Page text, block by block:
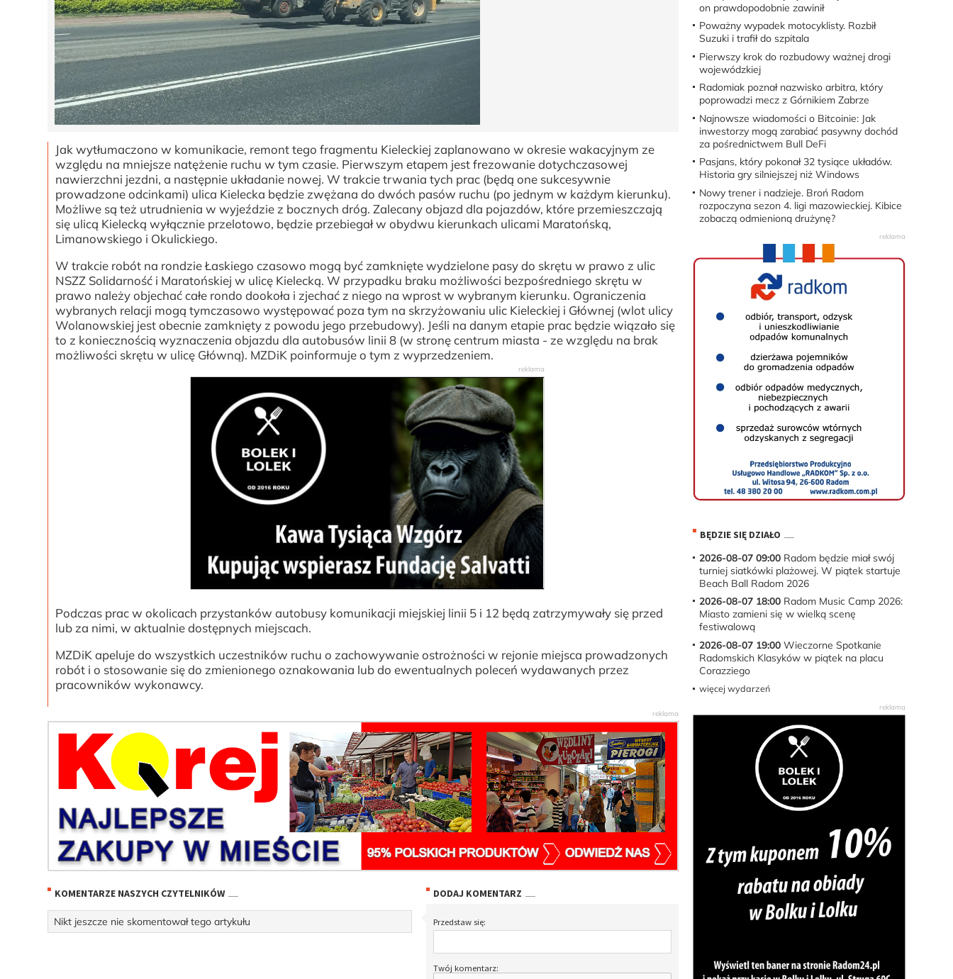
Jak wytłumaczono w komunikacie, remont tego fragmentu Kieleckiej zaplanowano w okresie wakacyjnym ze
względu na mniejsze natężenie ruchu w tym czasie. Pierwszym etapem jest frezowanie dotychczasowej
nawierzchni jezdni, a następnie układanie nowej. W trakcie trwania tych prac (będą one sukcesywnie
prowadzone odcinkami) ulica Kielecka będzie zwężana do dwóch pasów ruchu (po jednym w każdym kierunku).
Możliwe są też utrudnienia w wyjeździe z bocznych dróg. Zalecany objazd dla pojazdów, które przemieszczają
się ulicą Kielecką wyłącznie przelotowo, będzie przebiegał w obydwu kierunkach ulicami Maratońską,
Limanowskiego i Okulickiego.
W trakcie robót na rondzie Łaskiego czasowo mogą być zamknięte wydzielone pasy do skrętu w prawo z ulic
NSZZ Solidarność i Maratońskiej w ulicę Kielecką. W przypadku braku możliwości bezpośredniego skrętu w
prawo należy objechać całe rondo dookoła i zjechać z niego na wprost w wybranym kierunku. Ograniczenia
wybranych relacji mogą tymczasowo występować poza tym na skrzyżowaniu ulic Kieleckiej i Głównej (wlot ulicy
Wolanowskiej jest obecnie zamknięty z powodu jego przebudowy). Jeśli na danym etapie prac będzie wiązało się
to z koniecznością wyznaczenia objazdu dla autobusów linii 8 (w stronę centrum miasta - ze względu na brak
możliwości skrętu w ulicę Główną). MZDiK poinformuje o tym z wyprzedzeniem.
Podczas prac w okolicach przystanków autobusy komunikacji miejskiej linii 5 i 12 będą zatrzymywały się przed
lub za nimi, w aktualnie dostępnych miejscach.
MZDiK apeluje do wszystkich uczestników ruchu o zachowywanie ostrożności w rejonie miejsca prowadzonych
robót i o stosowanie się do zmienionego oznakowania lub do ewentualnych poleceń wydawanych przez
pracowników wykonawcy.
KOMENTARZE NASZYCH CZYTELNIKÓW
Nikt jeszcze nie skomentował tego artykułu
DODAJ KOMENTARZ
Przedstaw się:
Twój komentarz:
on prawdopodobnie zawinił
Poważny wypadek motocyklisty. Rozbił
Suzuki i trafił do szpitala
Pierwszy krok do rozbudowy ważnej drogi
wojewódzkiej
Radomiak poznał nazwisko arbitra, który
poprowadzi mecz z Górnikiem Zabrze
Najnowsze wiadomości o Bitcoinie: Jak
inwestorzy mogą zarabiać pasywny dochód
za pośrednictwem Bull DeFi
Pasjans, który pokonał 32 tysiące układów.
Historia gry silniejszej niż Windows
Nowy trener i nadzieje. Broń Radom
rozpoczyna sezon 4. ligi mazowieckiej. Kibice
zobaczą odmienioną drużynę?
BĘDZIE SIĘ DZIAŁO
2026-08-07 09:00Radom będzie miał swój
turniej siatkówki plażowej. W piątek startuje
Beach Ball Radom 2026
2026-08-07 18:00Radom Music Camp 2026:
Miasto zamieni się w wielką scenę
festiwalową
2026-08-07 19:00Wieczorne Spotkanie
Radomskich Klasyków w piątek na placu
Corazziego
więcej wydarzeń